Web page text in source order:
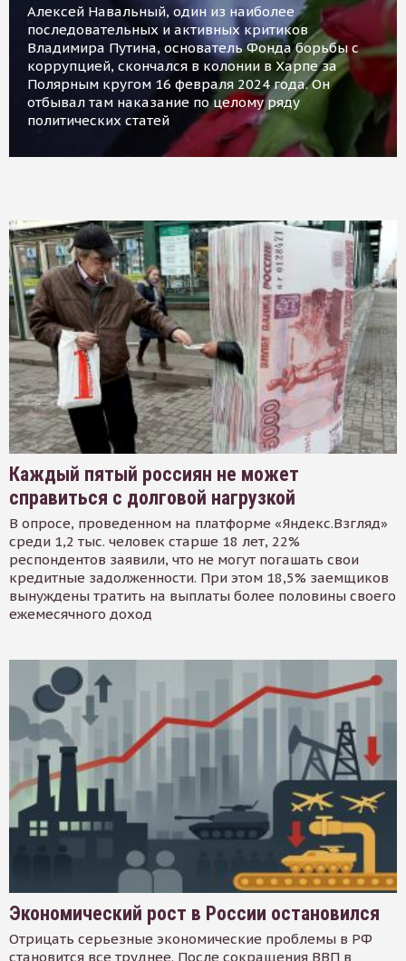
Алексей Навальный, один из наиболее
последовательных и активных критиков
Владимира Путина, основатель Фонда борьбы с
коррупцией, скончался в колонии в Харпе за
Полярным кругом 16 февраля 2024 года. Он
отбывал там наказание по целому ряду
политических статей
Каждый пятый россиян не может
справиться с долговой нагрузкой
В опросе, проведенном на платформе «Яндекс.Взгляд»
среди 1,2 тыс. человек старше 18 лет, 22%
респондентов заявили, что не могут погашать свои
кредитные задолженности. При этом 18,5% заемщиков
вынуждены тратить на выплаты более половины своего
ежемесячного доход
Экономический рост в России остановился
Отрицать серьезные экономические проблемы в РФ
становится все труднее. После сокращения ВВП в